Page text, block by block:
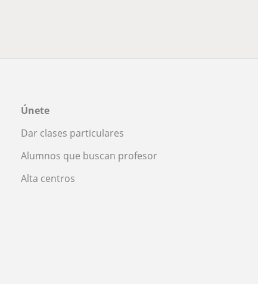
Únete
Dar clases particulares
Alumnos que buscan profesor
Alta centros